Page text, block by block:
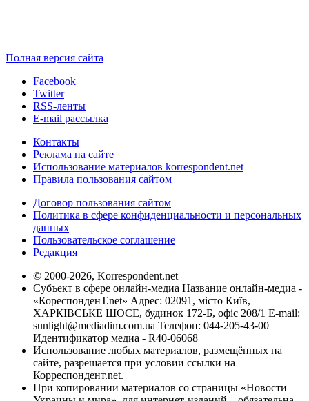
Полная версия сайта
Facebook
Twitter
RSS-ленты
E-mail рассылка
Контакты
Реклама на сайте
Использование материалов korrespondent.net
Правила пользования сайтом
Договор пользования сайтом
Политика в сфере конфиденциальности и персональных
данных
Пользовательское соглашение
Редакция
© 2000-2026, Korrespondent.net
Субъект в сфере онлайн-медиа Название онлайн-медиа -
«КореспонденТ.net» Адрес: 02091, місто Київ,
ХАРКІВСЬКЕ ШОСЕ, будинок 172-Б, офіс 208/1 E-mail:
sunlight@mediadim.com.ua Телефон: 044-205-43-00
Идентификатор медиа - R40-06068
Использование любых материалов, размещённых на
сайте, разрешается при условии ссылки на
Корреспондент.net.
При копировании материалов со страницы «Новости